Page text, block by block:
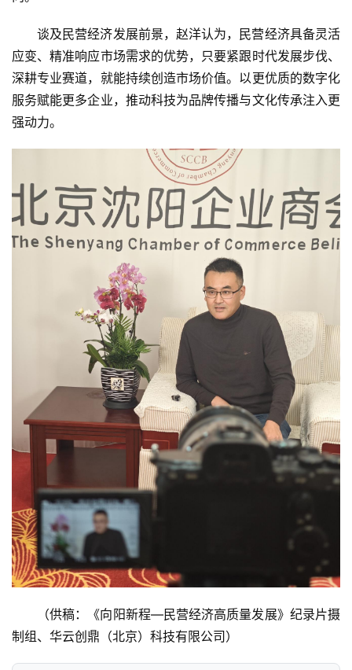
谈及民营经济发展前景，赵洋认为，民营经济具备灵活
应变、精准响应市场需求的优势，只要紧跟时代发展步伐、
深耕专业赛道，就能持续创造市场价值。以更优质的数字化
服务赋能更多企业，推动科技为品牌传播与文化传承注入更
强动力。
（供稿：《向阳新程—民营经济高质量发展》纪录片摄
制组、华云创鼎（北京）科技有限公司）